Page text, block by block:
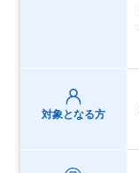
対象となる方